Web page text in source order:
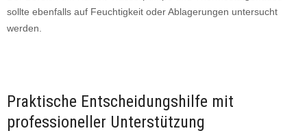
sollte ebenfalls auf Feuchtigkeit oder Ablagerungen untersucht
werden.
Praktische Entscheidungshilfe mit
professioneller Unterstützung